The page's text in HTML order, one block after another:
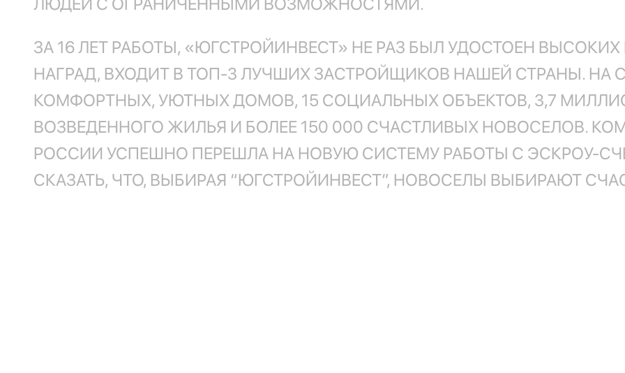
ЗА 16 ЛЕТ РАБОТЫ, «ЮГСТРОЙИНВЕСТ» НЕ РАЗ БЫЛ УДОСТОЕН
НАГРАД, ВХОДИТ В ТОП-3 ЛУЧШИХ ЗАСТРОЙЩИКОВ НАШЕЙ СТРАНЫ. НА
КОМФОРТНЫХ, УЮТНЫХ ДОМОВ, 15 СОЦИАЛЬНЫХ ОБЪЕКТОВ, 3,7
ВОЗВЕДЕННОГО ЖИЛЬЯ И БОЛЕЕ 150 000 СЧАСТЛИВЫХ НОВОСЕЛОВ.
РОССИИ УСПЕШНО ПЕРЕШЛА НА НОВУЮ СИСТЕМУ РАБОТЫ С ЭСКРОУ-
СКАЗАТЬ, ЧТО, ВЫБИРАЯ “ЮГСТРОЙИНВЕСТ”, НОВОСЕЛЫ ВЫБИРАЮТ